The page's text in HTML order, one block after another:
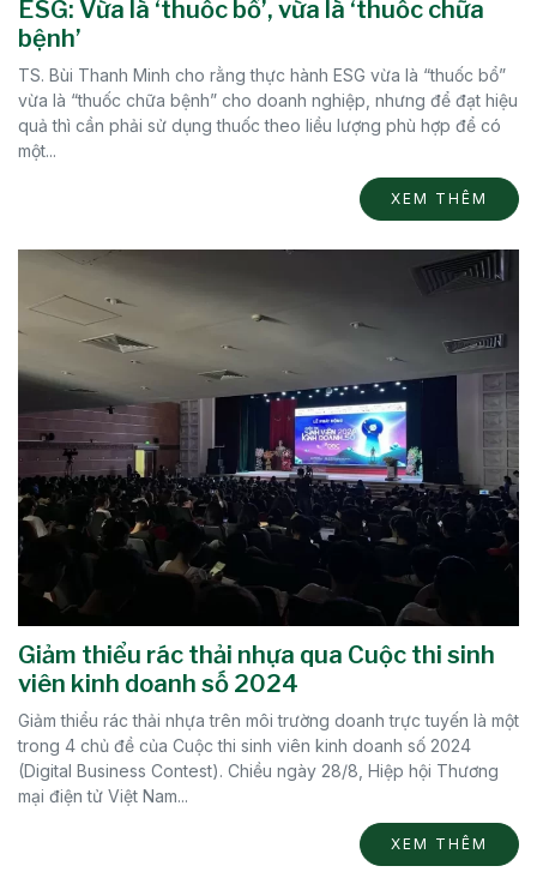
ESG: Vừa là ‘thuốc bổ’, vừa là ‘thuốc chữa
bệnh’
TS. Bùi Thanh Minh cho rằng thực hành ESG vừa là “thuốc bổ”
vừa là “thuốc chữa bệnh” cho doanh nghiệp, nhưng để đạt hiệu
quả thì cần phải sử dụng thuốc theo liều lượng phù hợp để có
một...
XEM THÊM
Giảm thiểu rác thải nhựa qua Cuộc thi sinh
viên kinh doanh số 2024
Giảm thiểu rác thải nhựa trên môi trường doanh trực tuyến là một
trong 4 chủ đề của Cuộc thi sinh viên kinh doanh số 2024
(Digital Business Contest). Chiều ngày 28/8, Hiệp hội Thương
mại điện tử Việt Nam...
XEM THÊM